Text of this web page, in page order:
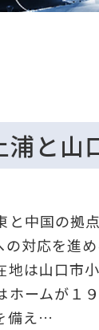
と山
中国の拠
対応を進め
は山口市
ームが１
備え…